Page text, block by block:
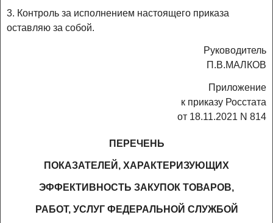
3. Контроль за исполнением настоящего приказа
оставляю за собой.
Руководитель
П.В.МАЛКОВ
Приложение
к приказу Росстата
от 18.11.2021 N 814
ПЕРЕЧЕНЬ
ПОКАЗАТЕЛЕЙ, ХАРАКТЕРИЗУЮЩИХ
ЭФФЕКТИВНОСТЬ ЗАКУПОК ТОВАРОВ,
РАБОТ, УСЛУГ ФЕДЕРАЛЬНОЙ СЛУЖБОЙ